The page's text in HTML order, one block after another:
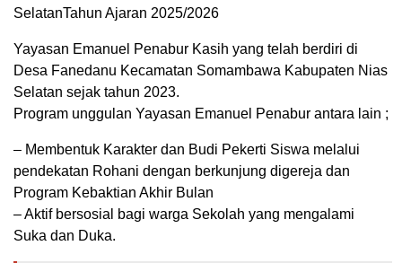
SelatanTahun Ajaran 2025/2026
Yayasan Emanuel Penabur Kasih yang telah berdiri di
Desa Fanedanu Kecamatan Somambawa Kabupaten Nias
Selatan sejak tahun 2023.
Program unggulan Yayasan Emanuel Penabur antara lain ;
– Membentuk Karakter dan Budi Pekerti Siswa melalui
pendekatan Rohani dengan berkunjung digereja dan
Program Kebaktian Akhir Bulan
– Aktif bersosial bagi warga Sekolah yang mengalami
Suka dan Duka.